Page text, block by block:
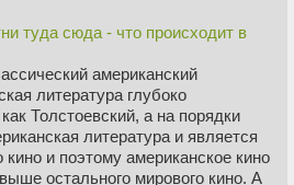
туда сюда - что происходит в
американский
литература глубоко
Толстоевский, а на порядки
литература и является
кино и поэтому американское кино
остального мирового кино. А